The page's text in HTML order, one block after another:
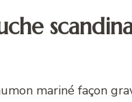
mariné façon